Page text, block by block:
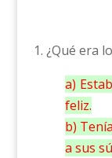
1. ¿Qué era
a)
feliz.
b)
a sus